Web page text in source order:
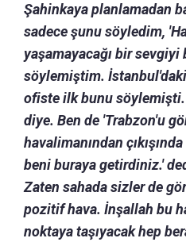
Şahinkaya planlamadan
sadece şunu söyledim,
yaşamayacağı bir
söylemiştim.
ofiste ilk bunu söylemişti.
diye. Ben de 'Trabzon'u
havalimanından
beni buraya getirdiniz.'
Zaten sahada sizler de
pozitif hava. İnşallah bu
noktaya taşıyacak hep